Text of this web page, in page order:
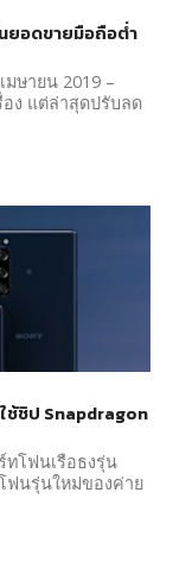
ยอดขายมือถือต่ำ
มษายน 2019 –
ง แต่ล่าสุดปรับลด
ช้ชิป Snapdragon
ทโฟนเรือธงรุ่น
ฟนรุ่นใหม่ของค่าย